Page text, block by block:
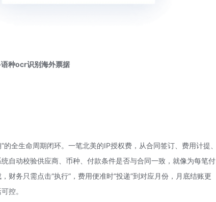
语种ocr识别海外票据
全生命周期闭环。一笔北美的IP授权费，从合同签订、费用计提、
自动校验供应商、币种、付款条件是否与合同一致，就像为每笔付
财务只需点击“执行”，费用便准时“投递”到对应月份，月底结账更
控。